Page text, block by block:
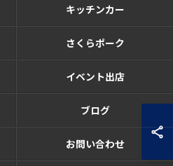
キッチンカー
さくらポーク
イベント出店
ブログ
お問い合わせ